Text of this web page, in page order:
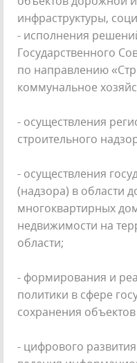
инфраструктуры,
- исполнения
Государственного
по направлению
коммунальное
- осуществления
строительного
- осуществления
(надзора) в области
многоквартирных
недвижимости на
области;
- формирования и
политики в сфере
сохранения
- цифрового